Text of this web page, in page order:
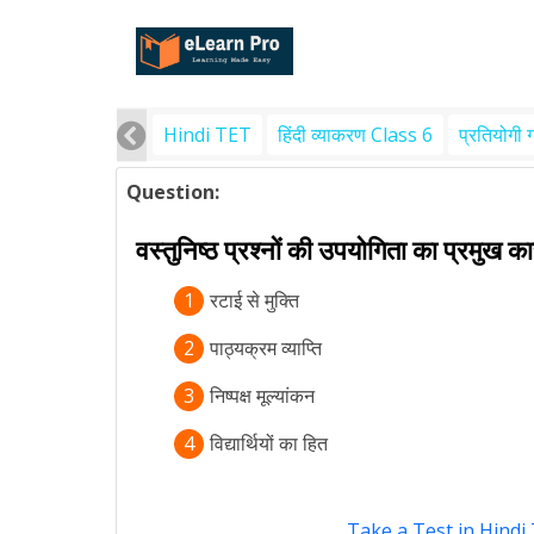
Hindi TET हिंदी व्याकरण Class 6 प्रतियोगी
Question:
वस्तुनिष्ठ प्रश्नों की उपयोगिता का प्रमुख
1
रटाई से मुक्ति
2
पाठ्यक्रम व्याप्ति
3
निष्पक्ष मूल्यांकन
4 विद्यार्थियों का हित